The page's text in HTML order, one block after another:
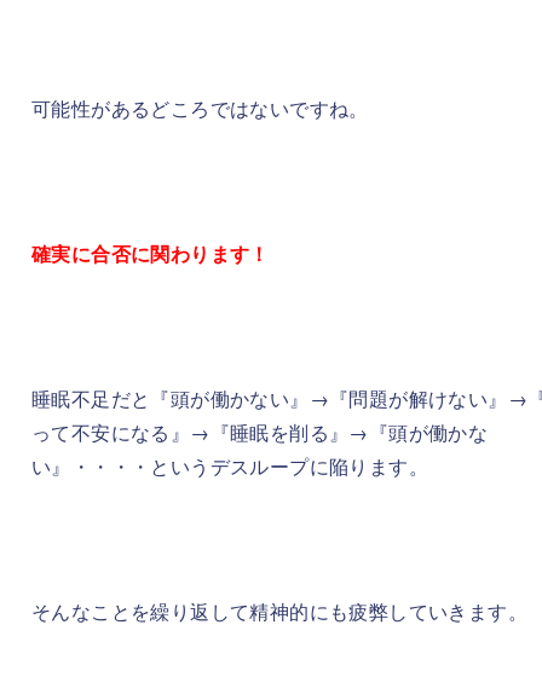
可能性があるどころではないですね。
確実に合否に関わります！
睡眠不足だと『頭が働かない』→『問題が解けない』→
って不安になる』→『睡眠を削る』→『頭が働かな
い』・・・・というデスループに陥ります。
そんなことを繰り返して精神的にも疲弊していきます。